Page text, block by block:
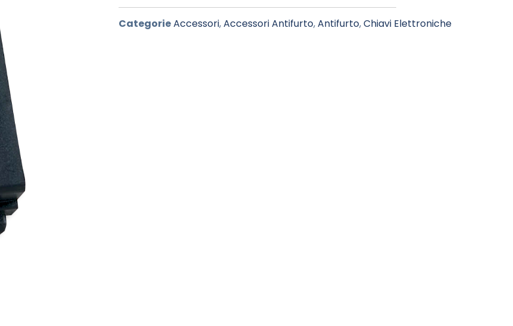
CategorieAccessori,Accessori Antifurto,Antifurto,Chiavi Elettroniche